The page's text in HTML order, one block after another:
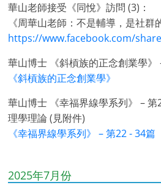
華山老師接受《同悅》訪問 (3)：
《周華山老師：不是輔導，是社群
https://www.facebook.com/
華山博士 《斜槓族的正念創業學》
《斜槓族的正念創業學》
華山博士 《幸福界線學系列》 –
理學理論 (見附件)
《幸福界線學系列》 – 第22 - 34篇
2025年7月份